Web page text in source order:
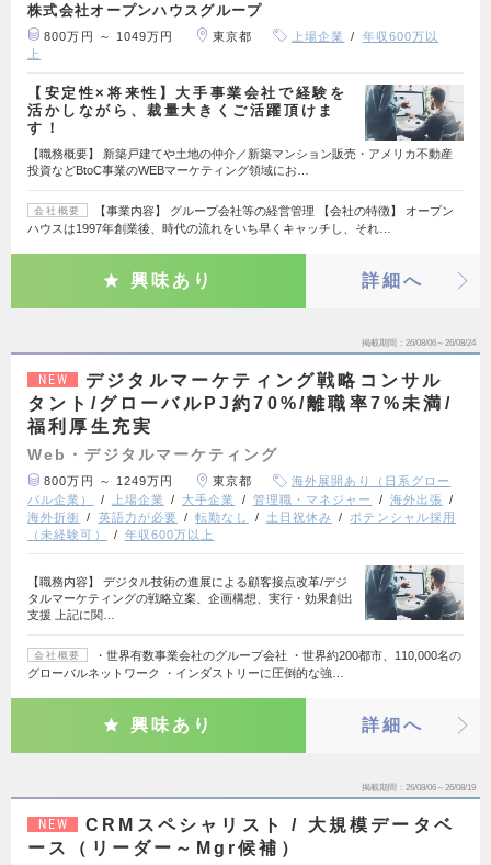
株式会社オープンハウスグループ
800万円 ～ 1049万円 東京都 上場企業
年収600万以
上
【安定性×将来性】大手事業会社で経験を
活かしながら、裁量大きくご活躍頂けま
す！
【職務概要】 新築戸建てや土地の仲介／新築マンション販売・アメリカ不動産
投資などBtoC事業のWEBマーケティング領域にお…
会社概要
【事業内容】 グループ会社等の経営管理 【会社の特徴】 オープン
ハウスは1997年創業後、時代の流れをいち早くキャッチし、それ…
興味あり 詳細へ
掲載期間 26/08/06～26/08/24
NEW
デジタルマーケティング戦略コンサル
タント/グローバルPJ約70%/離職率7%未満/
福利厚生充実
Web・デジタルマーケティング
800万円 ～ 1249万円 東京都
海外展開あり（日系グロー
バル企業）
上場企業 大手企業 管理職・マネジャー
海外出張
海外折衝
英語力が必要 転勤なし 土日祝休み
ポテンシャル採用
（未経験可）
年収600万以上
【職務内容】 デジタル技術の進展による顧客接点改革/デジ
タルマーケティングの戦略立案、企画構想、実行・効果創出
支援 上記に関…
会社概要
・世界有数事業会社のグループ会社 ・世界約200都市、110,000名の
グローバルネットワーク ・インダストリーに圧倒的な強…
興味あり 詳細へ
掲載期間 26/08/06～26/08/19
NEW
CRMスペシャリスト / 大規模データベ
ース（リーダー～Mgr候補）